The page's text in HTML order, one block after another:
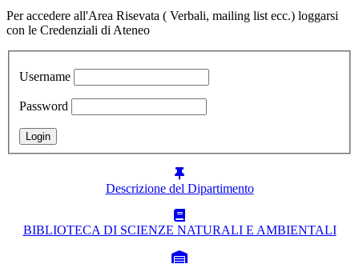
Per accedere all'Area Risevata ( Verbali, mailing list ecc.) loggarsi
con le Credenziali di Ateneo
Username
Password
Descrizione del Dipartimento
BIBLIOTECA DI SCIENZE NATURALI E AMBIENTALI